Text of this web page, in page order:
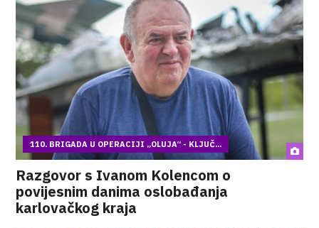
110. BRIGADA U OPERACIJI „OLUJA“ - KLJUČ...
Razgovor s Ivanom Kolencom o
povijesnim danima oslobađanja
karlovačkog kraja